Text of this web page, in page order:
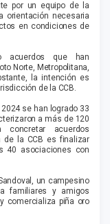
por un equipo de la
orientación necesaria
en condiciones de
acuerdos que han
Norte, Metropolitana,
la intención es
de la CCB.
se han logrado 33
a más de 120
acuerdos
de la CCB es finalizar
40 asociaciones con
un campesino
familia­res y amigos
comercializa piña oro